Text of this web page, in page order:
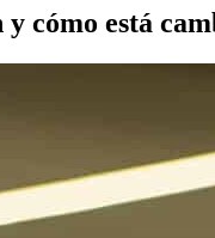
y cómo está